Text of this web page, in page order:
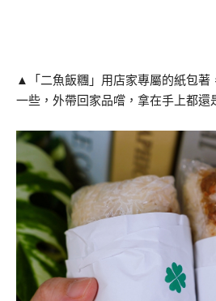
▲「二魚飯糰」用店家專屬的紙包著
一些，外帶回家品嚐，拿在手上都還